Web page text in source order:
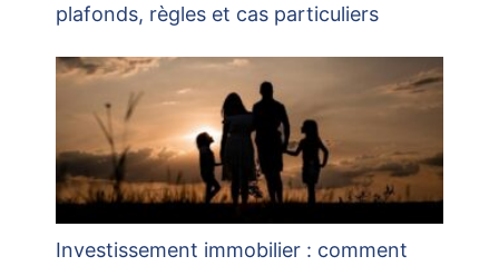
plafonds, règles et cas particuliers
Investissement immobilier : comment